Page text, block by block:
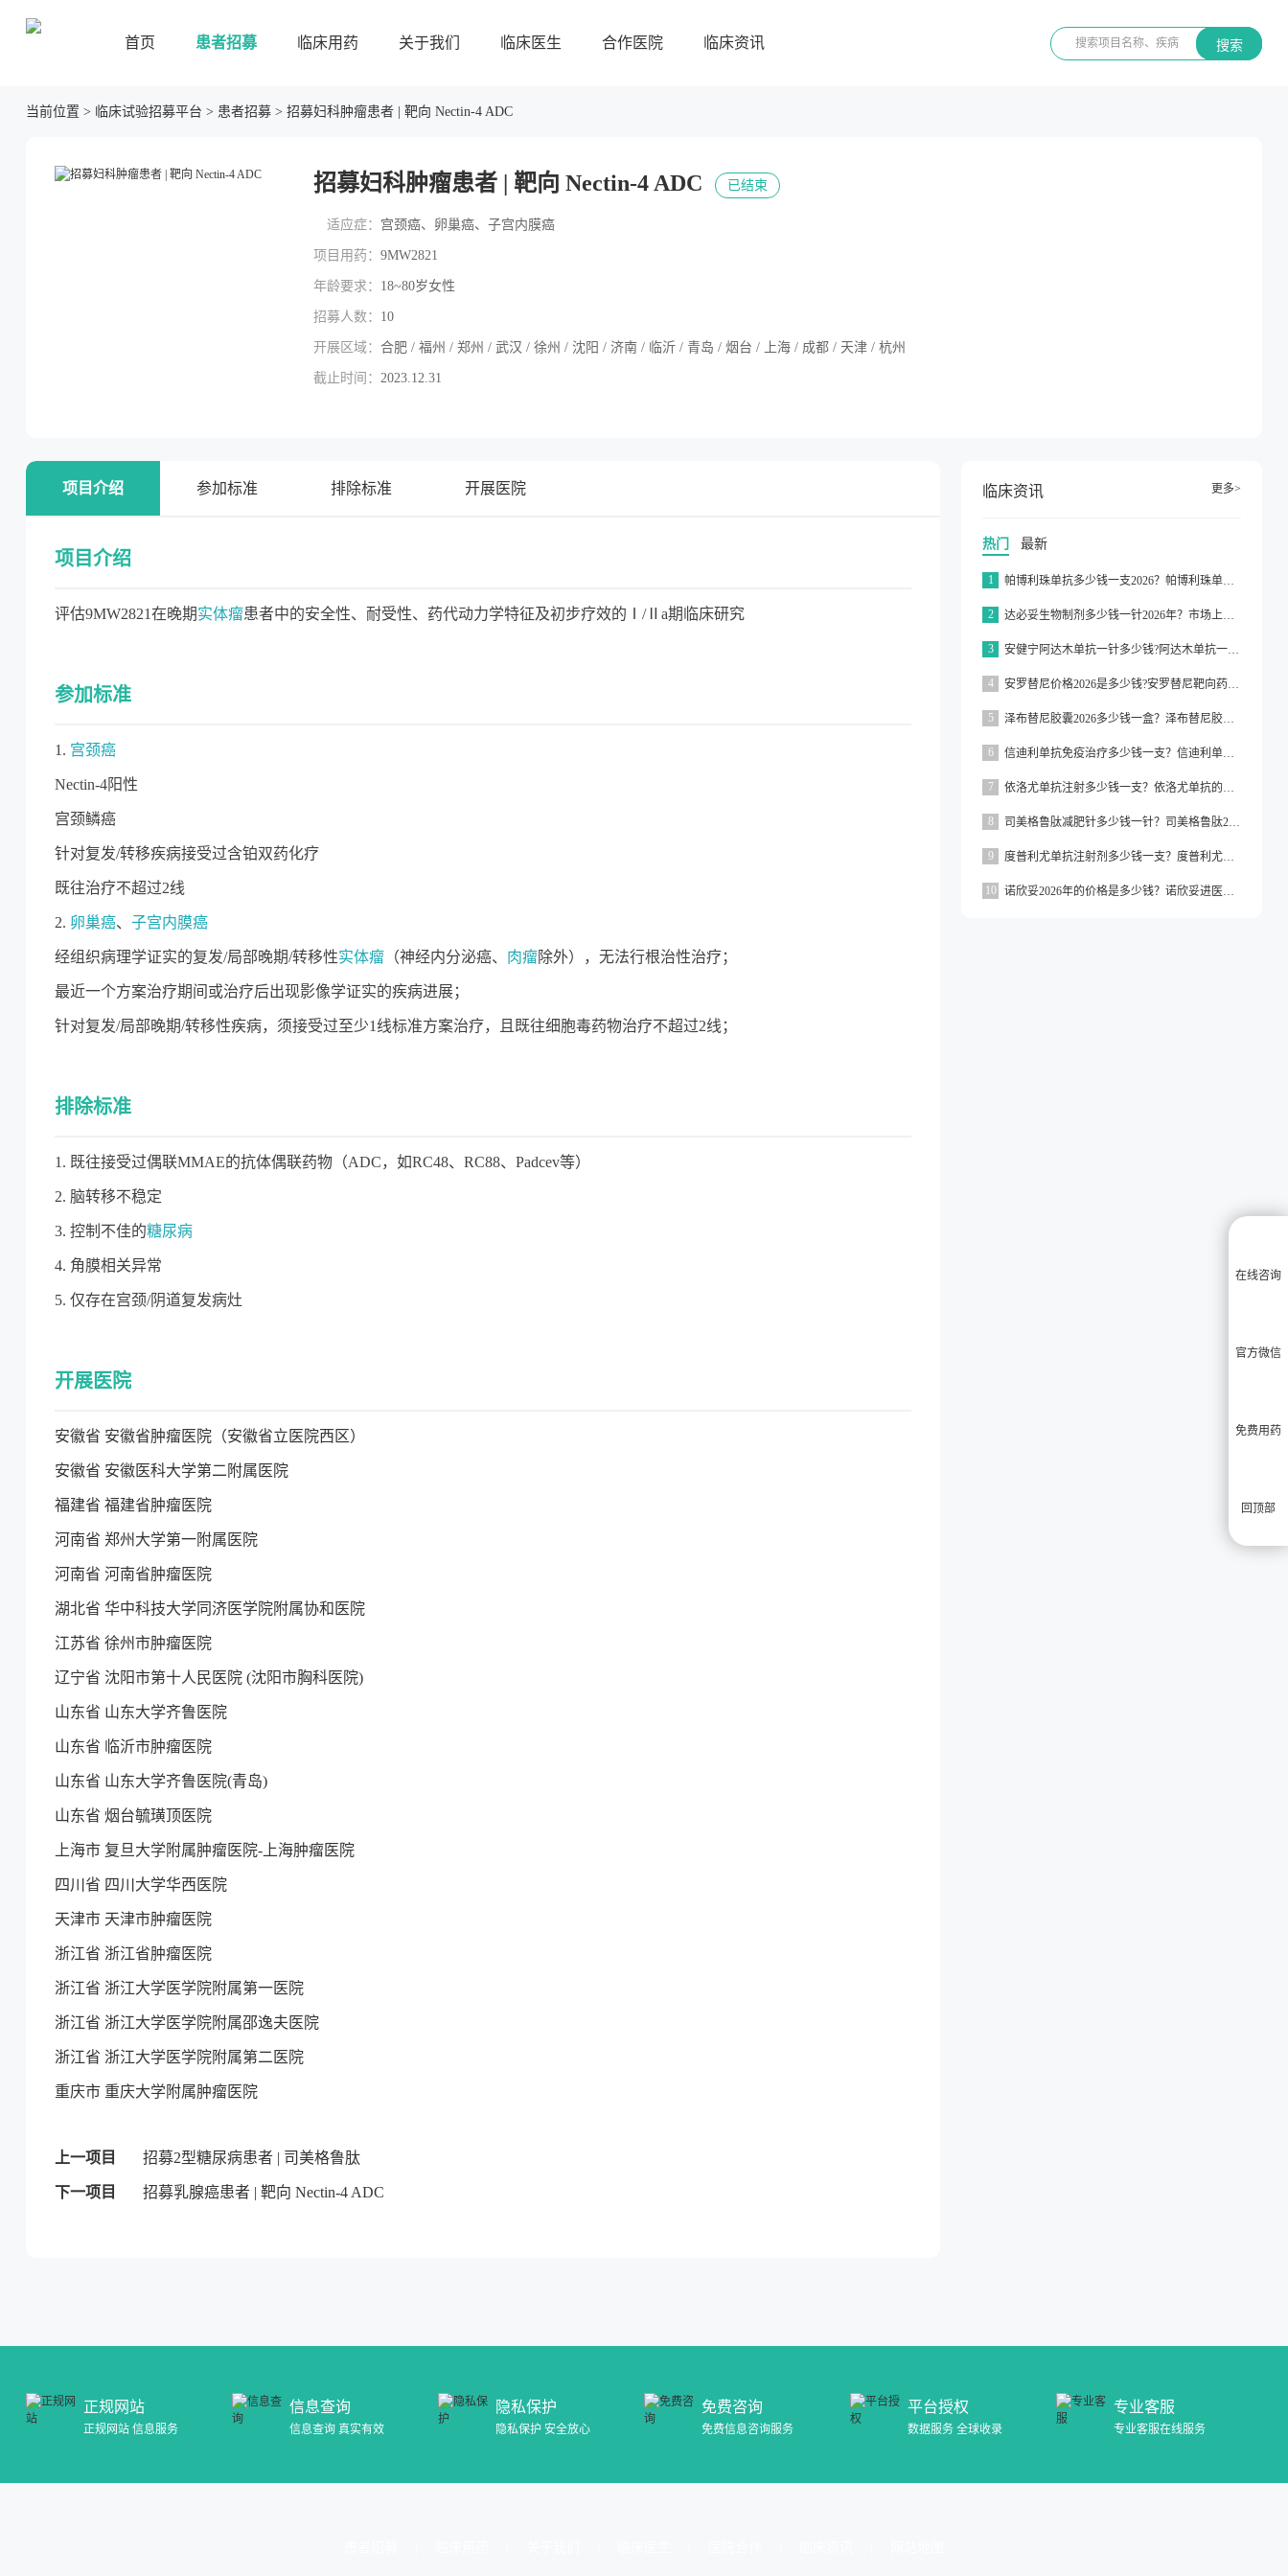
首页 患者招募 临床用药 关于我们 临床医生 合作医院 临床资讯 搜索
当前位置 > 临床试验招募平台 > 患者招募 > 招募妇科肿瘤患者 | 靶向 Nectin-4 ADC
招募妇科肿瘤患者 | 靶向 Nectin-4 ADC 已结束
适应症： 宫颈癌、卵巢癌、子宫内膜癌
项目用药： 9MW2821
年龄要求： 18~80岁女性
招募人数： 10
开展区域： 合肥 / 福州 / 郑州 / 武汉 / 徐州 / 沈阳 / 济南 / 临沂 / 青岛 / 烟台 / 上海 / 成都 / 天津 / 杭州
截止时间： 2023.12.31
项目介绍 参加标准 排除标准 开展医院
项目介绍
评估9MW2821在晚期实体瘤患者中的安全性、耐受性、药代动力学特征及初步疗效的Ⅰ/Ⅱa期临床研究
参加标准
1. 宫颈癌
Nectin-4阳性
宫颈鳞癌
针对复发/转移疾病接受过含铂双药化疗
既往治疗不超过2线
2. 卵巢癌、 子宫内膜癌
经组织病理学证实的复发/局部晚期/转移性实体瘤 （神经内分泌癌、 肉瘤除外），无法行根治性治疗；
最近一个方案治疗期间或治疗后出现影像学证实的疾病进展；
针对复发/局部晚期/转移性疾病，须接受过至少1线标准方案治疗，且既往细胞毒药物治疗不超过2线；
排除标准
1. 既往接受过偶联MMAE的抗体偶联药物（ADC，如RC48、RC88、Padcev等）
2. 脑转移不稳定
3. 控制不佳的糖尿病
4. 角膜相关异常
5. 仅存在宫颈/阴道复发病灶
开展医院
安徽省 安徽省肿瘤医院（安徽省立医院西区）
安徽省 安徽医科大学第二附属医院
福建省 福建省肿瘤医院
河南省 郑州大学第一附属医院
河南省 河南省肿瘤医院
湖北省 华中科技大学同济医学院附属协和医院
江苏省 徐州市肿瘤医院
辽宁省 沈阳市第十人民医院 (沈阳市胸科医院)
山东省 山东大学齐鲁医院
山东省 临沂市肿瘤医院
山东省 山东大学齐鲁医院(青岛)
山东省 烟台毓璜顶医院
上海市 复旦大学附属肿瘤医院-上海肿瘤医院
四川省 四川大学华西医院
天津市 天津市肿瘤医院
浙江省 浙江省肿瘤医院
浙江省 浙江大学医学院附属第一医院
浙江省 浙江大学医学院附属邵逸夫医院
浙江省 浙江大学医学院附属第二医院
重庆市 重庆大学附属肿瘤医院
上一项目 招募2型糖尿病患者 | 司美格鲁肽
下一项目 招募乳腺癌患者 | 靶向 Nectin-4 ADC
临床资讯 更多>
热门 最新
1 帕博利珠单抗多少钱一支2026？帕博利珠单抗纳入医保了吗2026？
2 达必妥生物制剂多少钱一针2026年？市场上达必妥的价格为3160元/支左右
3 安健宁阿达木单抗一针多少钱?阿达木单抗一针价格在3000元左右
4 安罗替尼价格2026是多少钱?安罗替尼靶向药价格一般在2000元左右
5 泽布替尼胶囊2026多少钱一盒？泽布替尼胶囊的价格为5000元左右一盒
6 信迪利单抗免疫治疗多少钱一支？信迪利单抗免疫治疗的价格约为2843元一支
7 依洛尤单抗注射多少钱一支？依洛尤单抗的价格一般在500元到1000元之间一支
8 司美格鲁肽减肥针多少钱一针？司美格鲁肽2026价格
9 度普利尤单抗注射剂多少钱一支？度普利尤单抗一支价格约为3160元
10 诺欣妥2026年的价格是多少钱？诺欣妥进医保了吗？
正规网站
正规网站 信息服务
信息查询
信息查询 真实有效
隐私保护
隐私保护 安全放心
免费咨询
免费信息咨询服务
平台授权
数据服务 全球收录
专业客服
专业客服在线服务
在线咨询
官方微信
免费用药
回顶部